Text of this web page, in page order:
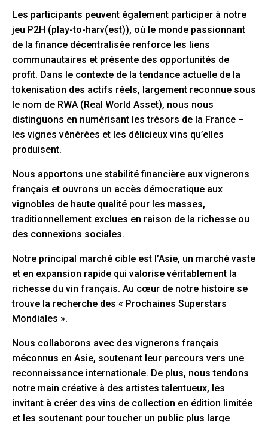
Les participants peuvent également participer à notre
jeu P2H (play-to-harv(est)), où le monde passionnant
de la finance décentralisée renforce les liens
communautaires et présente des opportunités de
profit. Dans le contexte de la tendance actuelle de la
tokenisation des actifs réels, largement reconnue sous
le nom de RWA (Real World Asset), nous nous
distinguons en numérisant les trésors de la France –
les vignes vénérées et les délicieux vins qu’elles
produisent.
Nous apportons une stabilité financière aux vignerons
français et ouvrons un accès démocratique aux
vignobles de haute qualité pour les masses,
traditionnellement exclues en raison de la richesse ou
des connexions sociales.
Notre principal marché cible est l’Asie, un marché vaste
et en expansion rapide qui valorise véritablement la
richesse du vin français. Au cœur de notre histoire se
trouve la recherche des « Prochaines Superstars
Mondiales ».
Nous collaborons avec des vignerons français
méconnus en Asie, soutenant leur parcours vers une
reconnaissance internationale. De plus, nous tendons
notre main créative à des artistes talentueux, les
invitant à créer des vins de collection en édition limitée
et les soutenant pour toucher un public plus large